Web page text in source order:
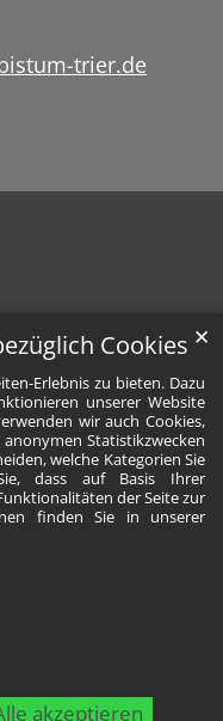
Cookies
Erlebnis zu bieten. Dazu
unserer Website
wir auch Cookies,
Statistikzwecken
welche Kategorien Sie
dass auf Basis Ihrer
der Seite zur
finden Sie in unserer
akzeptieren
✕
trier.de